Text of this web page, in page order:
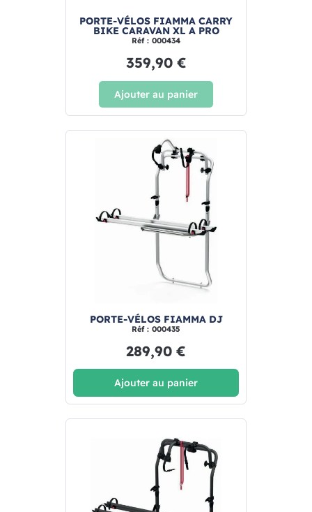
PORTE-VÉLOS FIAMMA CARRY
BIKE CARAVAN XL A PRO
Réf : 000434
359,90 €
Ajouter au panier
PORTE-VÉLOS FIAMMA DJ
Réf : 000435
289,90 €
Ajouter au panier